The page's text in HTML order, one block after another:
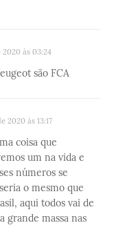
às 03:24
são FCA
2020 às 13:17
coisa que
um na vida e
números se
o mesmo que
aqui todos vai de
grande massa nas